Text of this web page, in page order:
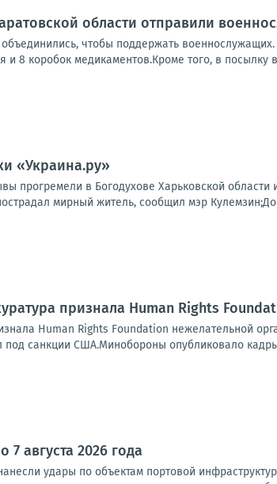
области отправили
чтобы поддержать
и 8 коробок медикаментов.Кроме того, в
«Украина.ру»
прогремели в Богодухове Харьковской
мирный житель, сообщил мэр Кулемзин;До
признала Human Rights
Human Rights Foundation нежелательной
под санкции США.Минобороны опубликовало
августа 2026 года
удары по объектам портовой